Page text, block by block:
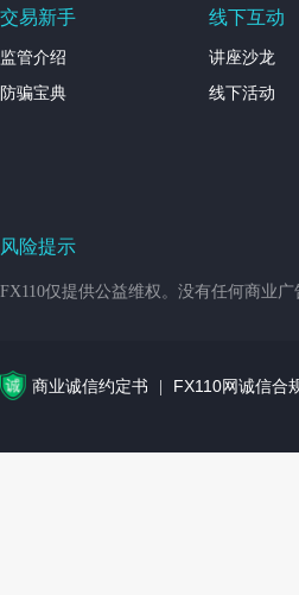
交易新手
监管介绍
防骗宝典
线下互动
讲座沙龙
线下活动
风险提示
FX110仅提供公益维权。没有任何商业
商业诚信约定书 FX110网诚信合